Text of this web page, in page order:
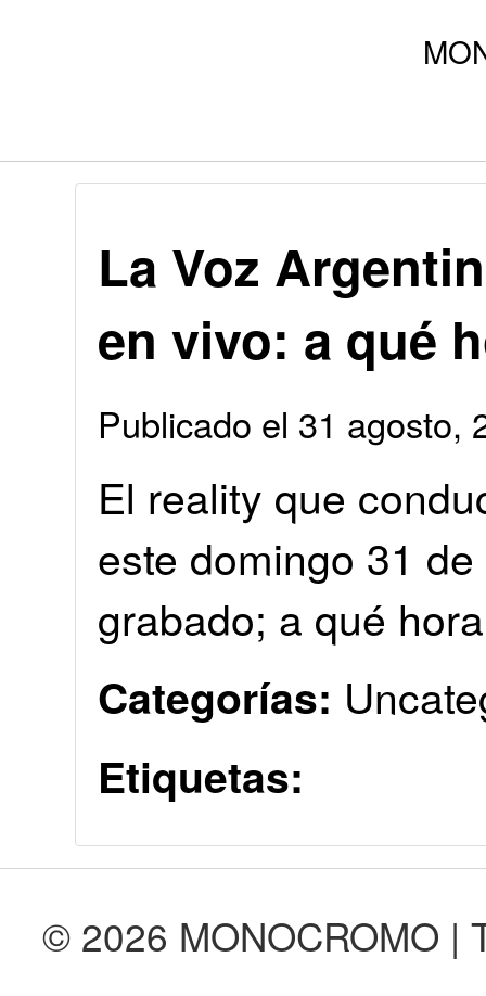
La Voz
en vivo: a qué
Publicado el 31 agosto,
El reality que
este domingo 31
grabado; a qué
Categorías:
Etiquetas:
© 2026 MONOCROMO |